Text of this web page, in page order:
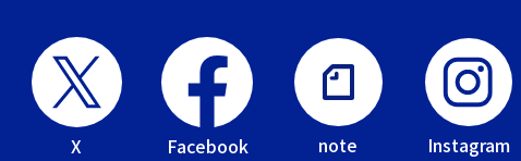
X Facebook note Instagram